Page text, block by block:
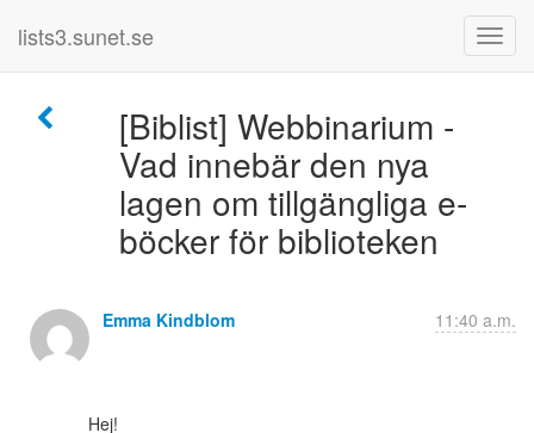
lists3.sunet.se
[Biblist] Webbinarium -
Vad innebär den nya
lagen om tillgängliga e-
böcker för biblioteken
Emma Kindblom 11:40 a.m.